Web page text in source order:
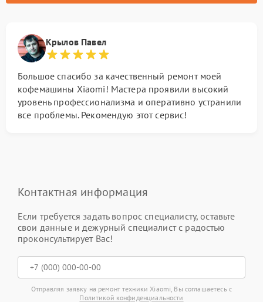
Крылов Павел
Большое спасибо за качественный ремонт моей
кофемашины Xiaomi! Мастера проявили высокий
уровень профессионализма и оперативно устранили
все проблемы. Рекомендую этот сервис!
Контактная информация
Если требуется задать вопрос специалисту, оставьте
свои данные и дежурный специалист с радостью
проконсультирует Вас!
Отправляя заявку на ремонт техники Xiaomi, Вы соглашаетесь с
Политикой конфиденциальности